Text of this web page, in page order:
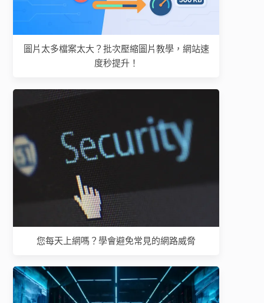
圖片太多檔案太大？批次壓縮圖片教學，網站速
度秒提升！
您每天上網嗎？學會避免常見的網路威脅